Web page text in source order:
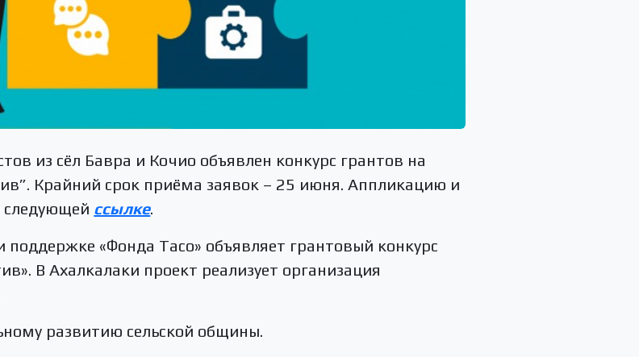
из сёл Бавра и Кочио объявлен конкурс грантов на
Крайний срок приёма заявок – 25 июня. Аппликацию и
ссылке.
«Фонда Тасо» объявляет грантовый конкурс
В Ахалкалаки проект реализует организация
развитию сельской общины.